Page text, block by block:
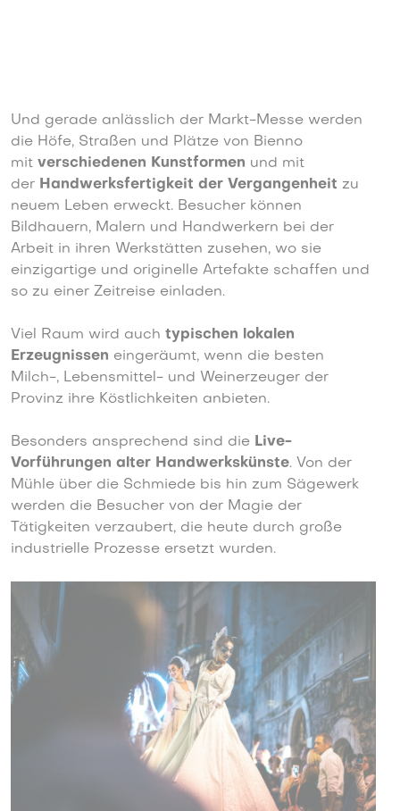
Und gerade anlässlich der Markt-Messe werden
die Höfe, Straßen und Plätze von Bienno
mit verschiedenen Kunstformen und mit
der Handwerksfertigkeit der Vergangenheit zu
neuem Leben erweckt. Besucher können
Bildhauern, Malern und Handwerkern bei der
Arbeit in ihren Werkstätten zusehen, wo sie
einzigartige und originelle Artefakte schaffen und
so zu einer Zeitreise einladen.
Viel Raum wird auch typischen lokalen
Erzeugnissen eingeräumt, wenn die besten
Milch-, Lebensmittel- und Weinerzeuger der
Provinz ihre Köstlichkeiten anbieten.
Besonders ansprechend sind die Live-
Vorführungen alter Handwerkskünste. Von der
Mühle über die Schmiede bis hin zum Sägewerk
werden die Besucher von der Magie der
Tätigkeiten verzaubert, die heute durch große
industrielle Prozesse ersetzt wurden.